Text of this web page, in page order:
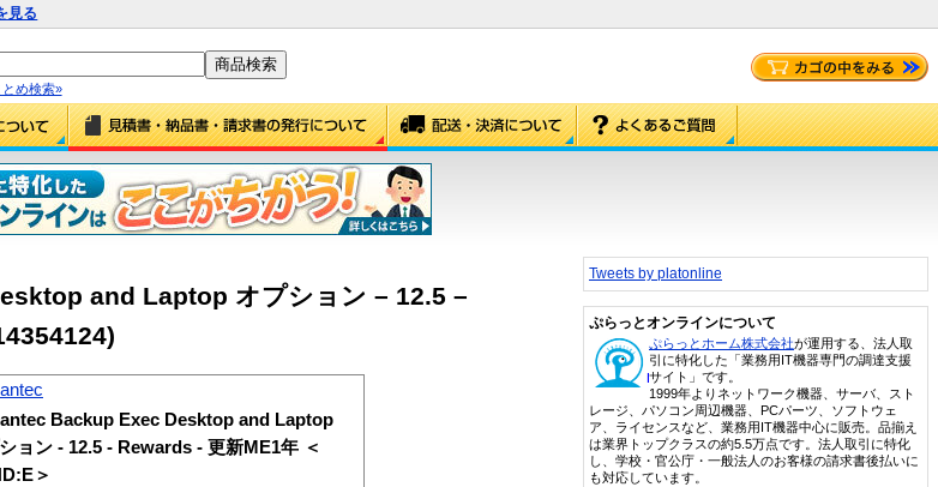
見る
め検索»
and Laptop オプション – 12.5 –
Backup Exec Desktop and Laptop
ョン - 12.5 - Rewards - 更新ME1年 ＜
＞
Tweets by platonline
ぷらっとオンラインについて
ぷらっとホーム株式会社が運用する、法人取
引に特化した「業務用IT機器専門の調達支援
サイト」です。
1999年よりネットワーク機器、サーバ、スト
レージ、パソコン周辺機器、PCパーツ、ソフトウェ
ア、ライセンスなど、業務用IT機器中心に販売。品揃え
は業界トップクラスの約5.5万点です。法人取引に特化
し、学校・官公庁・一般法人のお客様の請求書後払いに
も対応しています。